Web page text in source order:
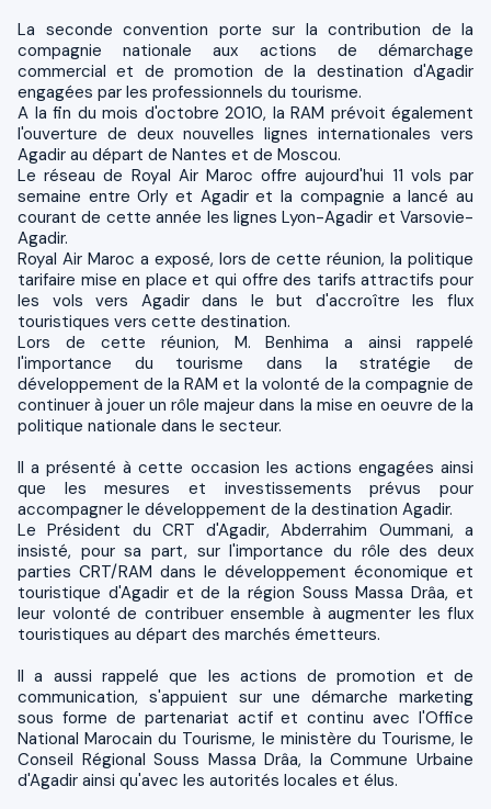
La seconde convention porte sur la contribution de la
compagnie nationale aux actions de démarchage
commercial et de promotion de la destination d'Agadir
engagées par les professionnels du tourisme.
A la fin du mois d'octobre 2010, la RAM prévoit également
l'ouverture de deux nouvelles lignes internationales vers
Agadir au départ de Nantes et de Moscou.
Le réseau de Royal Air Maroc offre aujourd'hui 11 vols par
semaine entre Orly et Agadir et la compagnie a lancé au
courant de cette année les lignes Lyon-Agadir et Varsovie-
Agadir.
Royal Air Maroc a exposé, lors de cette réunion, la politique
tarifaire mise en place et qui offre des tarifs attractifs pour
les vols vers Agadir dans le but d'accroître les flux
touristiques vers cette destination.
Lors de cette réunion, M. Benhima a ainsi rappelé
l'importance du tourisme dans la stratégie de
développement de la RAM et la volonté de la compagnie de
continuer à jouer un rôle majeur dans la mise en oeuvre de la
politique nationale dans le secteur.
Il a présenté à cette occasion les actions engagées ainsi
que les mesures et investissements prévus pour
accompagner le développement de la destination Agadir.
Le Président du CRT d'Agadir, Abderrahim Oummani, a
insisté, pour sa part, sur l'importance du rôle des deux
parties CRT/RAM dans le développement économique et
touristique d'Agadir et de la région Souss Massa Drâa, et
leur volonté de contribuer ensemble à augmenter les flux
touristiques au départ des marchés émetteurs.
Il a aussi rappelé que les actions de promotion et de
communication, s'appuient sur une démarche marketing
sous forme de partenariat actif et continu avec l'Office
National Marocain du Tourisme, le ministère du Tourisme, le
Conseil Régional Souss Massa Drâa, la Commune Urbaine
d'Agadir ainsi qu'avec les autorités locales et élus.